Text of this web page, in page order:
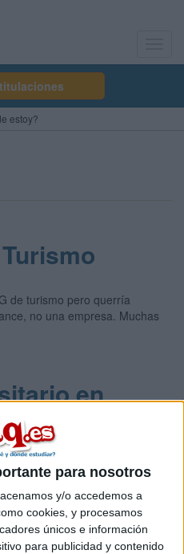
para nosotros
y/o accedemos a
cookies, y procesamos
únicos e información
para publicidad y contenido
estoy?
de turismo pero querría
no una empresa. Muchas
en
usando tecnologías
Con el Máster Universitario de
las habilidades para
únicos que generen un